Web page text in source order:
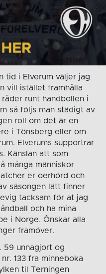
tid i Elverum väljer jag
vill istället framhålla
runt handbollen i
så följs man städigt av
roll om det är en
i Tönsberg eller om
Elverums supportrar
Känslan att som
många människor
er oerhörd och
säsongen lätt finner
tacksam för at jag
och ha mina
i Norge. Ônskar alla
framöver.
59 unnagjort og
133 fra minneboka
til Terningen